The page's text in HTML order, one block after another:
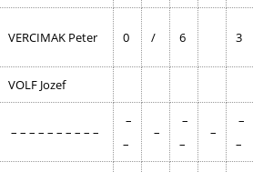
VERCIMAK Peter 0 / 6 3
VOLF Jozef
– – – – – – – – – –
–
–
–
–
–
–
–
–